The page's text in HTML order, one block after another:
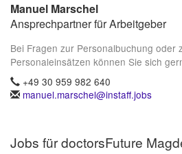
Manuel Marschel
Ansprechpartner für Arbeitgeber
Bei Fragen zur Personalbuchung oder
Personaleinsätzen können Sie sich
+49 30 959 982 640
manuel.marschel@instaff.jobs
Jobs für doctorsFuture